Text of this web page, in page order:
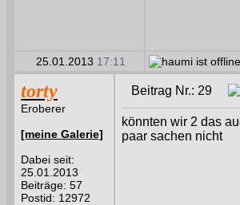
25.01.2013 17:11
torty
Eroberer
[meine Galerie]
Dabei seit:
25.01.2013
Beiträge: 57
Postid: 12972
Beitrag Nr.: 29
könnten wir 2 das
paar sachen nicht